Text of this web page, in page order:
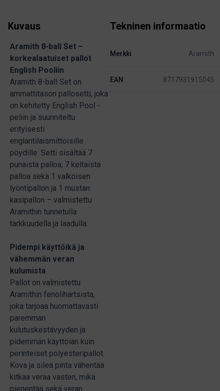
Kuvaus
Aramith 8-ball Set –
korkealaatuiset pallot
English Pooliin
Aramith 8-ball Set on
ammattitason pallosetti, joka
on kehitetty English Pool -
peliin ja suunniteltu
erityisesti
englantilaismittoisille
pöydille. Setti sisältää 7
punaista palloa, 7 keltaista
palloa sekä 1 valkoisen
lyöntipallon ja 1 mustan
kasipallon – valmistettu
Aramithin tunnetulla
tarkkuudella ja laadulla.
Pidempi käyttöikä ja
vähemmän veran
kulumista
Pallot on valmistettu
Aramithin fenolihartsista,
joka tarjoaa huomattavasti
paremman
kulutuskestävyyden ja
pidemmän käyttöiän kuin
perinteiset polyesteripallot.
Kova ja sileä pinta vähentää
kitkaa veraa vasten, mikä
pienentää sekä veran
Tekninen informaatio
Merkki Aramith
EAN 8717931915045